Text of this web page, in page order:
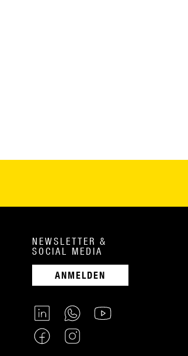
NEWSLETTER &
SOCIAL MEDIA
ANMELDEN